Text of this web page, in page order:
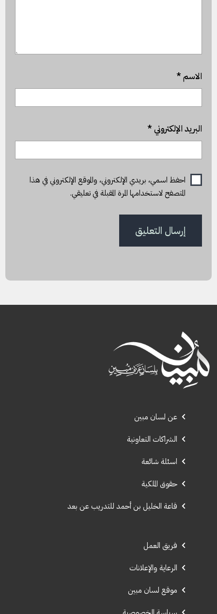
الاسم*
البريد الإلكتروني*
احفظ اسمي، بريدي الإلكتروني، والموقع الإلكتروني في هذا
المتصفح لاستخدامها المرة المقبلة في تعليقي.
عن لسان مبين
الشراكات التعاونية
اسئلة شائعة
حقوق الملكية
قاعة الخليل بن أحمد للتدريب عن بعد
فريق العمل
الرعاية والإعلانات
موقع لسان مبين